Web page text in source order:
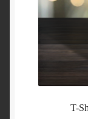
T-